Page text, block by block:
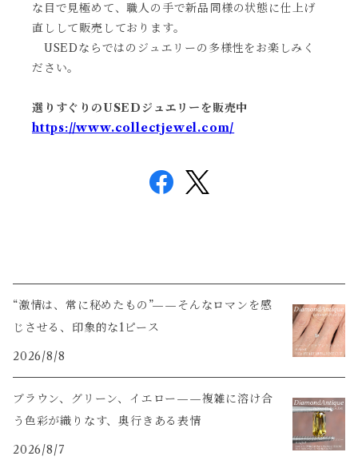
な目で見極めて、職人の手で新品同様の状態に仕上げ
直しして販売しております。
USEDならではのジュエリーの多様性をお楽しみく
ださい。
選りすぐりのUSEDジュエリーを販売中
https://www.collectjewel.com/
“激情は、常に秘めたもの”——そんなロマンを感
じさせる、印象的な1ピース
2026/8/8
ブラウン、グリーン、イエロー——複雑に溶け合
う色彩が織りなす、奥行きある表情
2026/8/7